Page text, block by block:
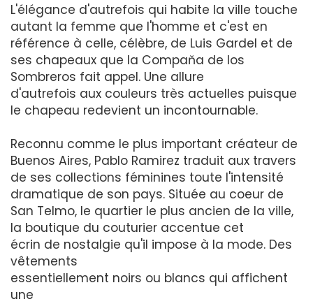
L'élégance d'autrefois qui habite la ville touche
autant la femme que l'homme et c'est en
référence à celle, célèbre, de Luis Gardel et de
ses chapeaux que la Compaňa de los
Sombreros fait appel. Une allure
d'autrefois aux couleurs très actuelles puisque
le chapeau redevient un incontournable.
Reconnu comme le plus important créateur de
Buenos Aires, Pablo Ramirez traduit aux travers
de ses collections féminines toute l'intensité
dramatique de son pays. Située au coeur de
San Telmo, le quartier le plus ancien de la ville,
la boutique du couturier accentue cet
écrin de nostalgie qu'il impose à la mode. Des
vêtements
essentiellement noirs ou blancs qui affichent
une